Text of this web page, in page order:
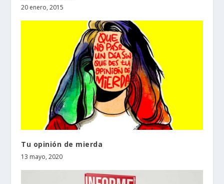
20 enero, 2015
Tu opinión de mierda
13 mayo, 2020